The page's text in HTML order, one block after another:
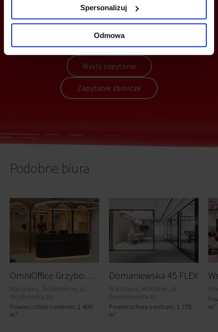
Spersonalizuj
Odmowa
+48 22 167 04 00
flexoffice@bazabiur.pl
Wyślij zapytanie
Zapytanie zbiorcze
Podobne biura
O
mniOffice Grzybowska Park
Warszawa, Śródmieście, ul.
Grzybowska 5a
Powierzchnia centrum: 1 400
m²
Domaniewska 45 FLEX
Warszawa, Mokotów, ul.
Domaniewska 45
Powierzchnia centrum: 1 278
m²
m²